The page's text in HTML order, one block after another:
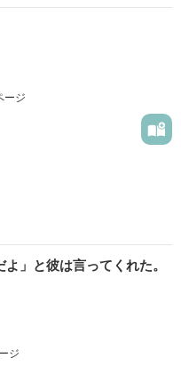
　◇　◇
　◇
･････」
怖を感じて過ごしている。
がする・・・。
ージ
白い。
よ」と彼は言ってくれた。
ジ